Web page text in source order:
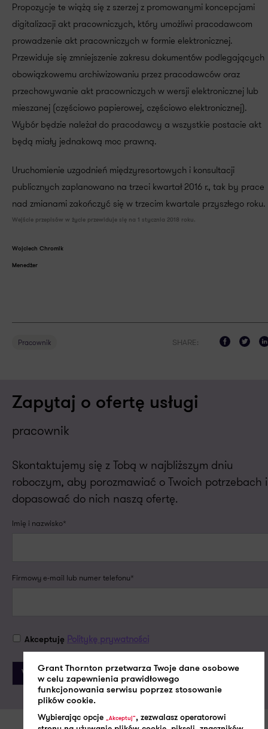
Propozycje te wiążą się z szerzej z promowanymi koncepcjami
digitalizacji akt pracowniczych, który umożliwi pracodawcom
prowadzenie akt pracowniczych w formie elektronicznej.
Przewiduje się zmniejszenie zakresu dokumentów podlegających
obowiązkowemu archiwizowaniu przez pracodawców oraz
przechowywanie akt pracowniczych w wersji elektronicznej lub
mieszanej (częściowo papierowej, częściowo elektronicznej).
Wybór będzie należał do pracodawcy a wszystkie postacie akt
będą miały jednakową moc prawną.
Uruchomienie uzgodnień międzyresortowych i konsultacji
publicznych zaplanowano na trzeci kwartał 2016 r., tak by prace
nad zmianami zakończyć się w trzecim kwartale przyszłego roku.
Wejście przepisów w życie przewiduje się na 1 stycznia 2018 roku.
Wojciech Chromik
Menedżer
Pracownik SHARE:
Zapytaj o ofertę usługi
pracownik
Skontaktujemy się z Tobą w najbliższym dniu
roboczym, aby porozmawiać o Twoich potrzebach i
dopasować do nich naszą ofertę.
Imię i nazwisko*
Firmowy e-mail lub numer telefonu*
Akceptuję Politykę prywatności
Grant Thornton przetwarza Twoje dane osobowe
w celu zapewnienia prawidłowego
funkcjonowania serwisu poprzez stosowanie
plików cookie.
Wybierając opcje „Akceptuj”, zezwalasz operatorowi